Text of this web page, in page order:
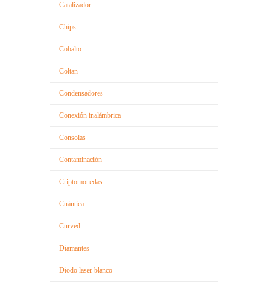
Catalizador
Chips
Cobalto
Coltan
Condensadores
Conexión inalámbrica
Consolas
Contaminación
Criptomonedas
Cuántica
Curved
Diamantes
Diodo laser blanco